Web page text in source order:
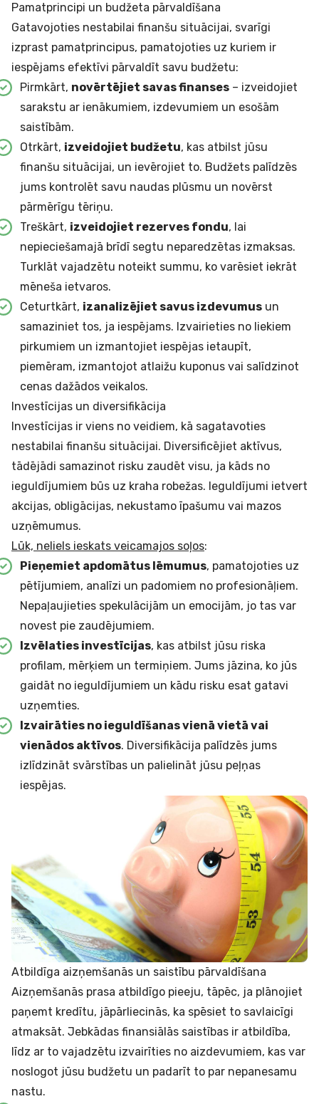
Pamatprincipi un budžeta pārvaldīšana
Gatavojoties nestabilai finanšu situācijai, svarīgi
izprast pamatprincipus, pamatojoties uz kuriem ir
iespējams efektīvi pārvaldīt savu budžetu:
Pirmkārt, novērtējiet savas finanses – izveidojiet
sarakstu ar ienākumiem, izdevumiem un esošām
saistībām.
Otrkārt, izveidojiet budžetu, kas atbilst jūsu
finanšu situācijai, un ievērojiet to. Budžets palīdzēs
jums kontrolēt savu naudas plūsmu un novērst
pārmērīgu tēriņu.
Treškārt, izveidojiet rezerves fondu, lai
nepieciešamajā brīdī segtu neparedzētas izmaksas.
Turklāt vajadzētu noteikt summu, ko varēsiet iekrāt
mēneša ietvaros.
Ceturtkārt, izanalizējiet savus izdevumus un
samaziniet tos, ja iespējams. Izvairieties no liekiem
pirkumiem un izmantojiet iespējas ietaupīt,
piemēram, izmantojot atlaižu kuponus vai salīdzinot
cenas dažādos veikalos.
Investīcijas un diversifikācija
Investīcijas ir viens no veidiem, kā sagatavoties
nestabilai finanšu situācijai. Diversificējiet aktīvus,
tādējādi samazinot risku zaudēt visu, ja kāds no
ieguldījumiem būs uz kraha robežas. Ieguldījumi ietvert
akcijas, obligācijas, nekustamo īpašumu vai mazos
uzņēmumus.
Lūk, neliels ieskats veicamajos soļos:
Pieņemiet apdomātus lēmumus, pamatojoties uz
pētījumiem, analīzi un padomiem no profesionāļiem.
Nepaļaujieties spekulācijām un emocijām, jo tas var
novest pie zaudējumiem.
Izvēlaties investīcijas, kas atbilst jūsu riska
profilam, mērķiem un termiņiem. Jums jāzina, ko jūs
gaidāt no ieguldījumiem un kādu risku esat gatavi
uzņemties.
Izvairāties no ieguldīšanas vienā vietā vai
vienādos aktīvos. Diversifikācija palīdzēs jums
izlīdzināt svārstības un palielināt jūsu peļņas
iespējas.
Atbildīga aizņemšanās un saistību pārvaldīšana
Aizņemšanās prasa atbildīgo pieeju, tāpēc, ja plānojiet
paņemt kredītu, jāpārliecinās, ka spēsiet to savlaicīgi
atmaksāt. Jebkādas finansiālās saistības ir atbildība,
līdz ar to vajadzētu izvairīties no aizdevumiem, kas var
noslogot jūsu budžetu un padarīt to par nepanesamu
nastu.